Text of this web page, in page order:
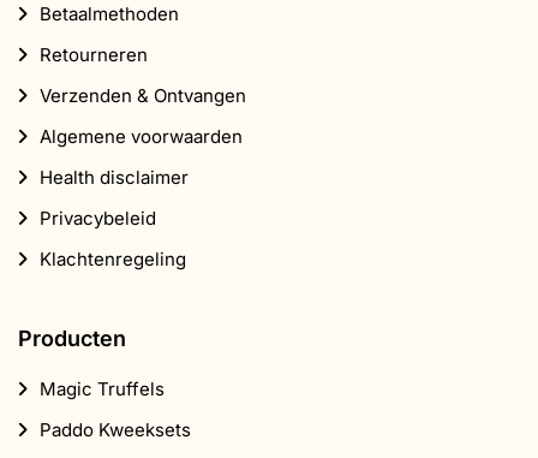
Betaalmethoden
Retourneren
Verzenden & Ontvangen
Algemene voorwaarden
Health disclaimer
Privacybeleid
Klachtenregeling
Producten
Magic Truffels
Paddo Kweeksets